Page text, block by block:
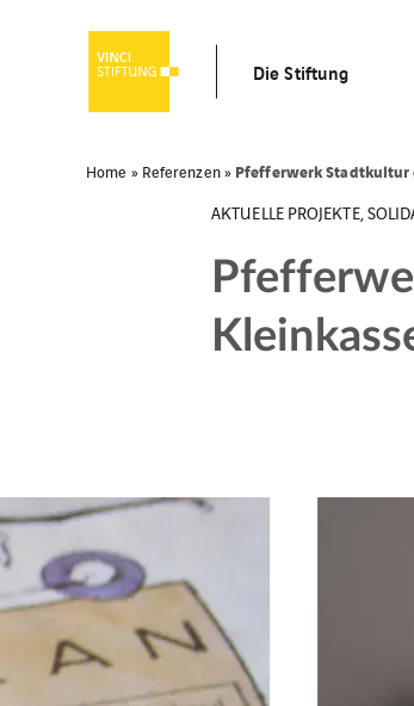
Die Stiftung
Home » Referenzen» Pfefferwerk Stadtkultur
AKTUELLE PROJEKTE,